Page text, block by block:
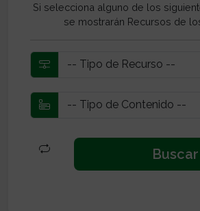
Si selecciona alguno de los
se mostrarán Recursos de